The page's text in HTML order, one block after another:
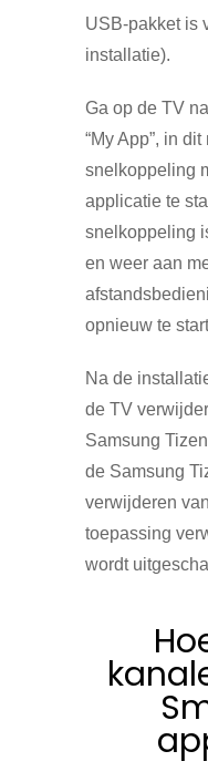
USB-pakket is
installatie).
Ga op de TV
“My App”, in
snelkoppeling
applicatie te
snelkoppeling
en weer aan
opnieuw te
Na de
de TV
Samsung
de Samsung
verwijderen
toepassing
wordt